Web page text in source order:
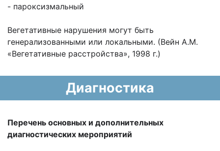
- пароксизмальный
Вегетативные нарушения могут быть
генерализованными или локальными. (Вейн A.M.
«Вегетативные расстройства», 1998 г.)
Диагностика
Перечень основных и дополнительных
диагностических мероприятий